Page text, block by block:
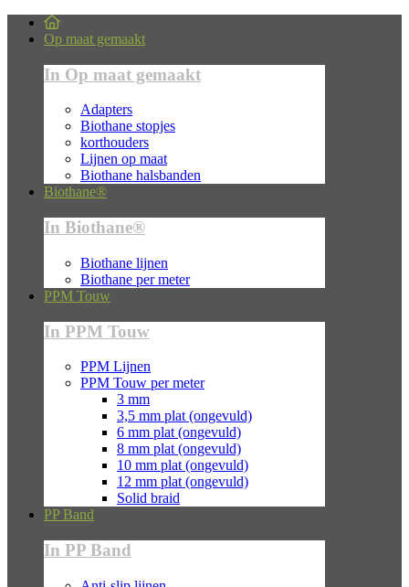
Op maat gemaakt
In Op maat gemaakt
Adapters
Biothane stopjes
korthouders
Lijnen op maat
Biothane halsbanden
Biothane®
In Biothane®
Biothane lijnen
Biothane per meter
PPM Touw
In PPM Touw
PPM Lijnen
PPM Touw per meter
3 mm
3,5 mm plat (ongevuld)
6 mm plat (ongevuld)
8 mm plat (ongevuld)
10 mm plat (ongevuld)
12 mm plat (ongevuld)
Solid braid
PP Band
In PP Band